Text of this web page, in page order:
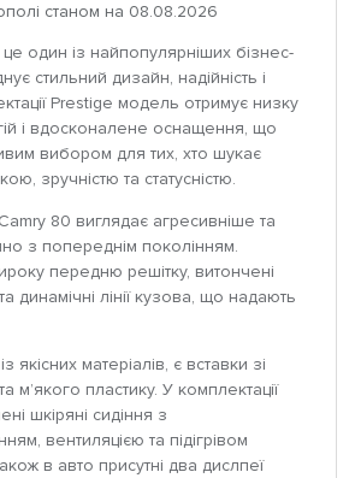
станом на 08.08.2026
один із найпопулярніших бізнес-
стильний дизайн, надійність і
Prestige модель отримує низку
і вдосконалене оснащення, що
вибором для тих, хто шукає
зручністю та статусністю.
80 виглядає агресивніше та
з попереднім поколінням.
передню решітку, витончені
динамічні лінії кузова, що надають
якісних матеріалів, є вставки зі
м’якого пластику. У комплектації
шкіряні сидіння з
вентиляцією та підігрівом
в авто присутні два дислпеї